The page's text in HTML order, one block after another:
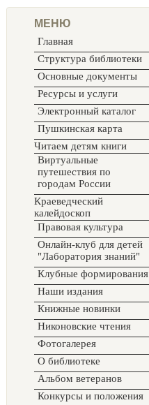
МЕНЮ
Главная
Структура библиотеки
Основные документы
Ресурсы и услуги
Электронный каталог
Пушкинская карта
Читаем детям книги
Виртуальные
путешествия по
городам России
Краеведческий
калейдоскоп
Правовая культура
Онлайн-клуб для детей
"Лаборатория знаний"
Клубные формирования
Наши издания
Книжные новинки
Никоновские чтения
Фотогалерея
О библиотеке
Альбом ветеранов
Конкурсы и положения